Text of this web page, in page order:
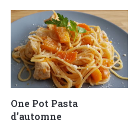
One Pot Pasta
d’automne